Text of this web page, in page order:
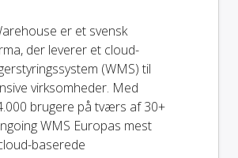
er et svensk
der leverer et cloud-
(WMS) til
virksomheder. Med
brugere på tværs af 30+
WMS Europas mest
baserede